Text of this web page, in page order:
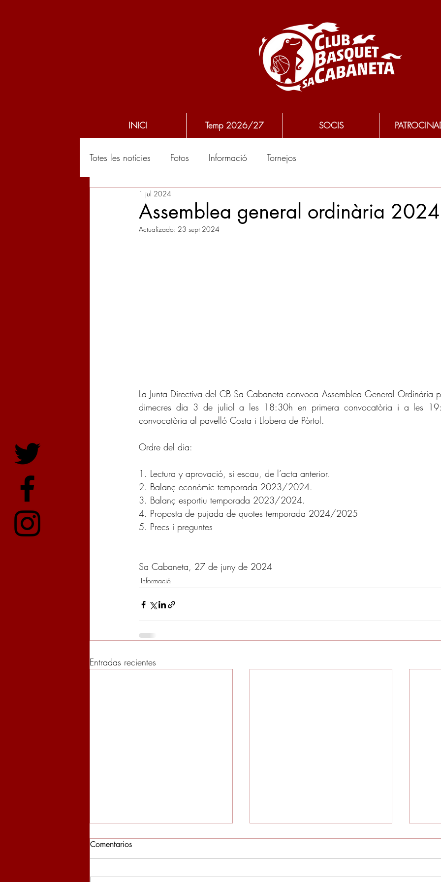
INICI Temp 2026/27 SOCIS
Totes les notícies Fotos Informació Tornejos
Assemblea general ordinària 2024
1 jul 2024
Actualizado: 23 sept 2024
La Junta Directiva del CB Sa Cabaneta convoca Assemblea General Ordinària
dimecres dia 3 de juliol a les 18:30h en primera convocatòria i a les
convocatòria al pavelló Costa i Llobera de Pòrtol.
Ordre del dia:
1. Lectura y aprovació, si escau, de l’acta anterior.
2. Balanç econòmic temporada 2023/2024.
3. Balanç esportiu temporada 2023/2024.
4. Proposta de pujada de quotes temporada 2024/2025
5. Precs i preguntes
Sa Cabaneta, 27 de juny de 2024
Informació
Entradas recientes
Comentarios